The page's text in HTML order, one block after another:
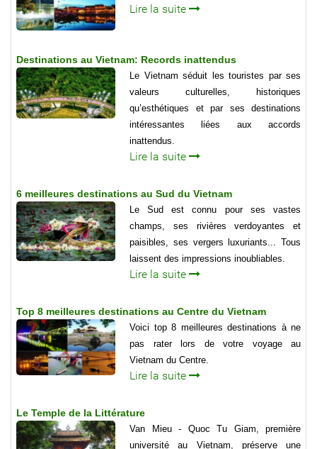
Lire la suite
Destinations au Vietnam: Records inattendus
Le Vietnam séduit les touristes par ses
valeurs culturelles, historiques
qu’esthétiques et par ses destinations
intéressantes liées aux accords
inattendus.
Lire la suite
6 meilleures destinations au Sud du Vietnam
Le Sud est connu pour ses vastes
champs, ses rivières verdoyantes et
paisibles, ses vergers luxuriants... Tous
laissent des impressions inoubliables.
Lire la suite
Top 8 meilleures destinations au Centre du Vietnam
Voici top 8 meilleures destinations à ne
pas rater lors de votre voyage au
Vietnam du Centre.
Lire la suite
Le Temple de la Littérature
Van Mieu - Quoc Tu Giam, première
université au Vietnam, préserve une